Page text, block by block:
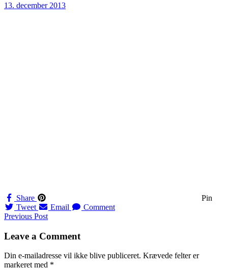
13. december 2013
Share
Pin
Tweet
Email Comment
Navigation
til
Previous Post
Leave a Comment
Din e-mailadresse vil ikke blive publiceret. Krævede felter er
markeret med *